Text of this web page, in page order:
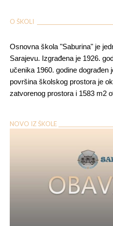
O ŠKOLI
Osnovna škola "Saburina" je
Sarajevu. Izgrađena je 1926.
učenika 1960. godine dograđen
površina školskog prostora je
zatvorenog prostora i 1583 m2
NOVO IZ ŠKOLE